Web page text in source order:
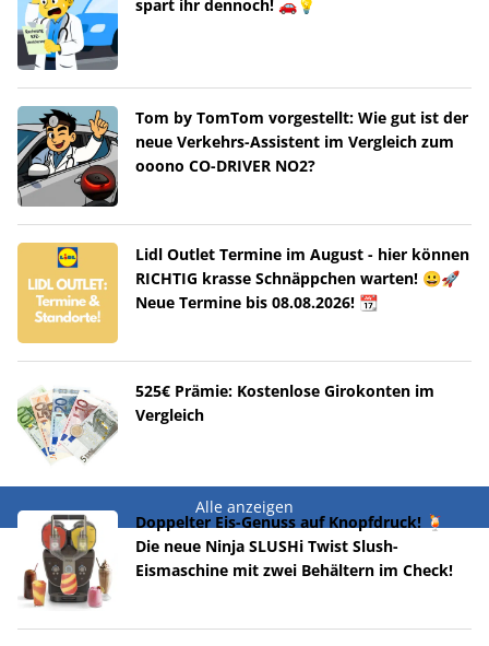
spart ihr dennoch! 🚗💡
Tom by TomTom vorgestellt: Wie gut ist der
neue Verkehrs-Assistent im Vergleich zum
ooono CO-DRIVER NO2?
Lidl Outlet Termine im August - hier können
RICHTIG krasse Schnäppchen warten! 😀🚀
Neue Termine bis 08.08.2026! 📆
525€ Prämie: Kostenlose Girokonten im
Vergleich
Alle anzeigen
Doppelter Eis-Genuss auf Knopfdruck! 🍹
Die neue Ninja SLUSHi Twist Slush-
Eismaschine mit zwei Behältern im Check!